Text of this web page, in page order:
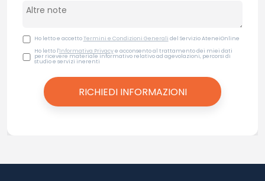
Ho letto e accettoTermini e Condizioni Generali del Servizio AteneiOnline
Ho letto l'Informativa Privacye acconsento al trattamento dei miei dati
per ricevere materiale informativo relativo ad agevolazioni, percorsi di
studio e servizi inerenti